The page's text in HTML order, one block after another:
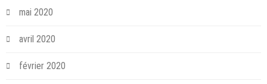
mai 2020
avril 2020
février 2020